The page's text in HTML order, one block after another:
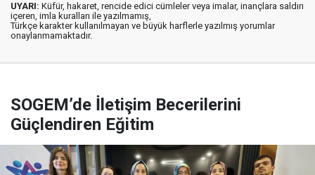
UYARI: Küfür, hakaret, rencide edici cümleler veya imalar, inançlara saldırı
içeren, imla kuralları ile yazılmamış,
Türkçe karakter kullanılmayan ve büyük harflerle yazılmış yorumlar
onaylanmamaktadır.
SOGEM’de İletişim Becerilerini
Güçlendiren Eğitim